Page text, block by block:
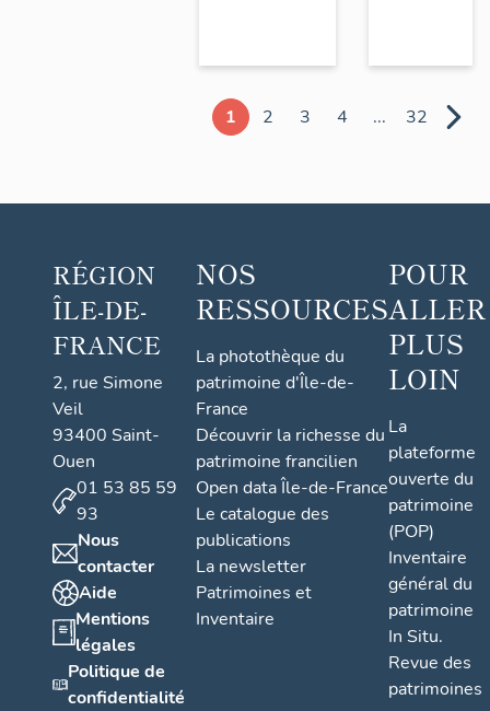
1 2 3 4 ... 32
RÉGION
ÎLE-DE-
FRANCE
2, rue Simone
Veil
93400 Saint-
Ouen
01 53 85 59
93
Nous
contacter
Aide
Mentions
légales
Politique de
confidentialité
NOS
RESSOURCES
La photothèque du
patrimoine d'Île-de-
France
Découvrir la richesse du
patrimoine francilien
Open data Île-de-France
Le catalogue des
publications
La newsletter
Patrimoines et
Inventaire
POUR
ALLER
PLUS
LOIN
La
plateforme
ouverte du
patrimoine
(POP)
Inventaire
général du
patrimoine
In Situ.
Revue des
patrimoines